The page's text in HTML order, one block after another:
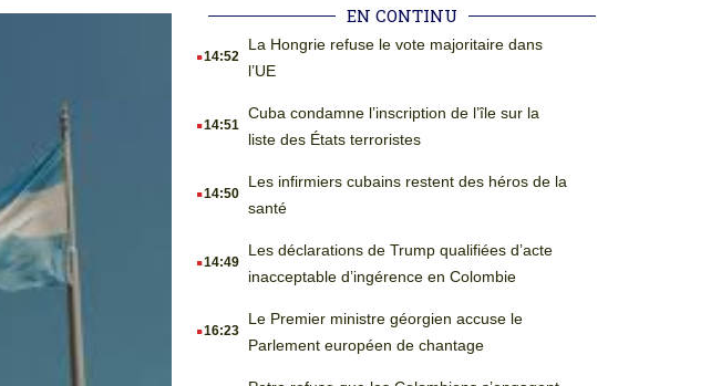
EN CONTINU
.14:52
La Hongrie refuse le vote majoritaire dans
l’UE
.14:51
Cuba condamne l’inscription de l’île sur la
liste des États terroristes
.14:50
Les infirmiers cubains restent des héros de la
santé
.14:49
Les déclarations de Trump qualifiées d’acte
inacceptable d’ingérence en Colombie
.16:23
Le Premier ministre géorgien accuse le
Parlement européen de chantage